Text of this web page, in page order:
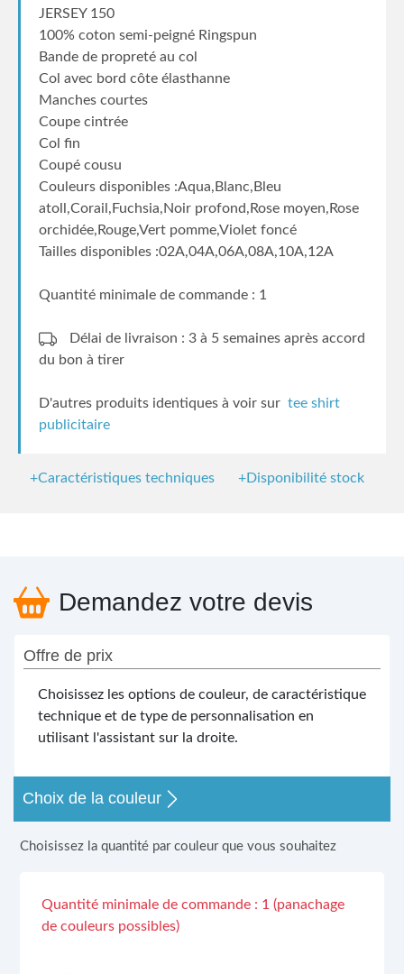
JERSEY 150
100% coton semi-peigné Ringspun
Bande de propreté au col
Col avec bord côte élasthanne
Manches courtes
Coupe cintrée
Col fin
Coupé cousu
Couleurs disponibles :Aqua,Blanc,Bleu
atoll,Corail,Fuchsia,Noir profond,Rose moyen,Rose
orchidée,Rouge,Vert pomme,Violet foncé
Tailles disponibles :02A,04A,06A,08A,10A,12A
Quantité minimale de commande : 1
Délai de livraison : 3 à 5 semaines après accord
du bon à tirer
D'autres produits identiques à voir sur tee shirt
publicitaire
+Caractéristiques techniques +Disponibilité stock
Demandez votre devis
Offre de prix
Choisissez les options de couleur, de caractéristique
technique et de type de personnalisation en
utilisant l'assistant sur la droite.
Choix de la couleur
Choisissez la quantité par couleur que vous souhaitez
Quantité minimale de commande : 1 (panachage
de couleurs possibles)